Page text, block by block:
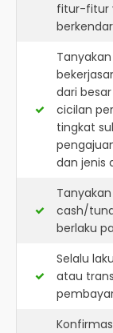
fitur-fitur
dari
cicilan
tingkat
dan jenis
cash/
berlaku
Selalu
atau